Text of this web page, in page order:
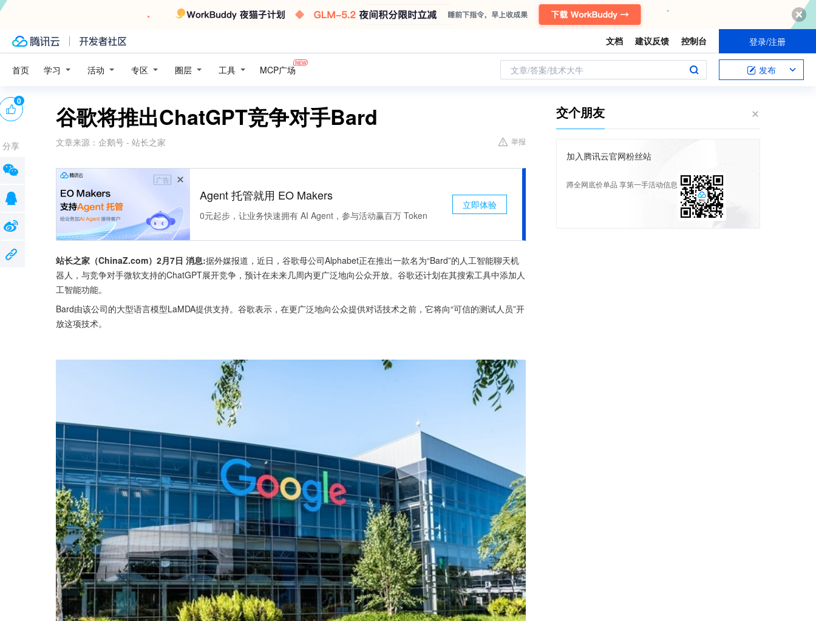
文档 建议反馈 控制台 登录/注册
首页 学习 活动 专区 圈层 工具 MCP广场 文章/答案/技术大牛 发布
谷歌将推出ChatGPT竞争对手Bard
文章来源： 企鹅号 - 站长之家 举报
广告
Agent 托管就用 EO Makers
0元起步，让业务快速拥有 AI Agent，参与活动赢百万 Token
立即体验
站长之家（ChinaZ.com）2月7日 消息:据外媒报道，近日，谷歌母公司Alphabet正在推出一款名为“Bard”的人工智能聊天机
器人，与竞争对手微软支持的ChatGPT展开竞争，预计在未来几周内更广泛地向公众开放。谷歌还计划在其搜索工具中添加人
工智能功能。
Bard由该公司的大型语言模型LaMDA提供支持。谷歌表示，在更广泛地向公众提供对话技术之前，它将向“可信的测试人员”开
放这项技术。
0
分享
交个朋友
加入腾讯云官网粉丝站
蹲全网底价单品 享第一手活动信息